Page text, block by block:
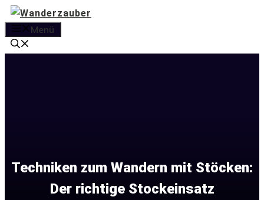
Zum
Inhalt
springen
Menü
Techniken zum Wandern mit Stöcken:
Der richtige Stockeinsatz